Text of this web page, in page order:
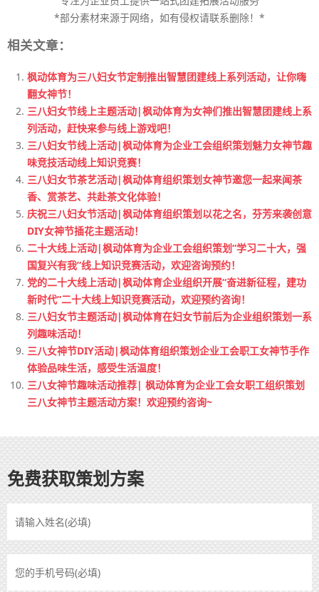
*部分素材来源于网络，如有侵权请联系删除！*
相关文章：
枫动体育为三八妇女节定制推出智慧团建线上系列活动，让你嗨
翻女神节！
三八妇女节线上主题活动|枫动体育为女神们推出智慧团建线上系
列活动，赶快来参与线上游戏吧！
三八妇女节线上活动|枫动体育为企业工会组织策划魅力女神节趣
味竞技活动线上知识竞赛！
三八妇女节茶艺活动|枫动体育组织策划女神节邀您一起来闻茶
香、赏茶艺、共赴茶文化体验！
庆祝三八妇女节活动|枫动体育组织策划以花之名，芬芳来袭创意
DIY女神节插花主题活动！
二十大线上活动|枫动体育为企业工会组织策划“学习二十大，强
国复兴有我”线上知识竞赛活动，欢迎咨询预约！
党的二十大线上活动|枫动体育企业组织开展“奋进新征程，建功
新时代”二十大线上知识竞赛活动，欢迎预约咨询！
三八妇女节主题活动|枫动体育在妇女节前后为企业组织策划一系
列趣味活动！
三八女神节DIY活动|枫动体育组织策划企业工会职工女神节手作
体验品味生活，感受生活温度！
三八女神节趣味活动推荐| 枫动体育为企业工会女职工组织策划
三八女神节主题活动方案！欢迎预约咨询~
免费获取策划方案